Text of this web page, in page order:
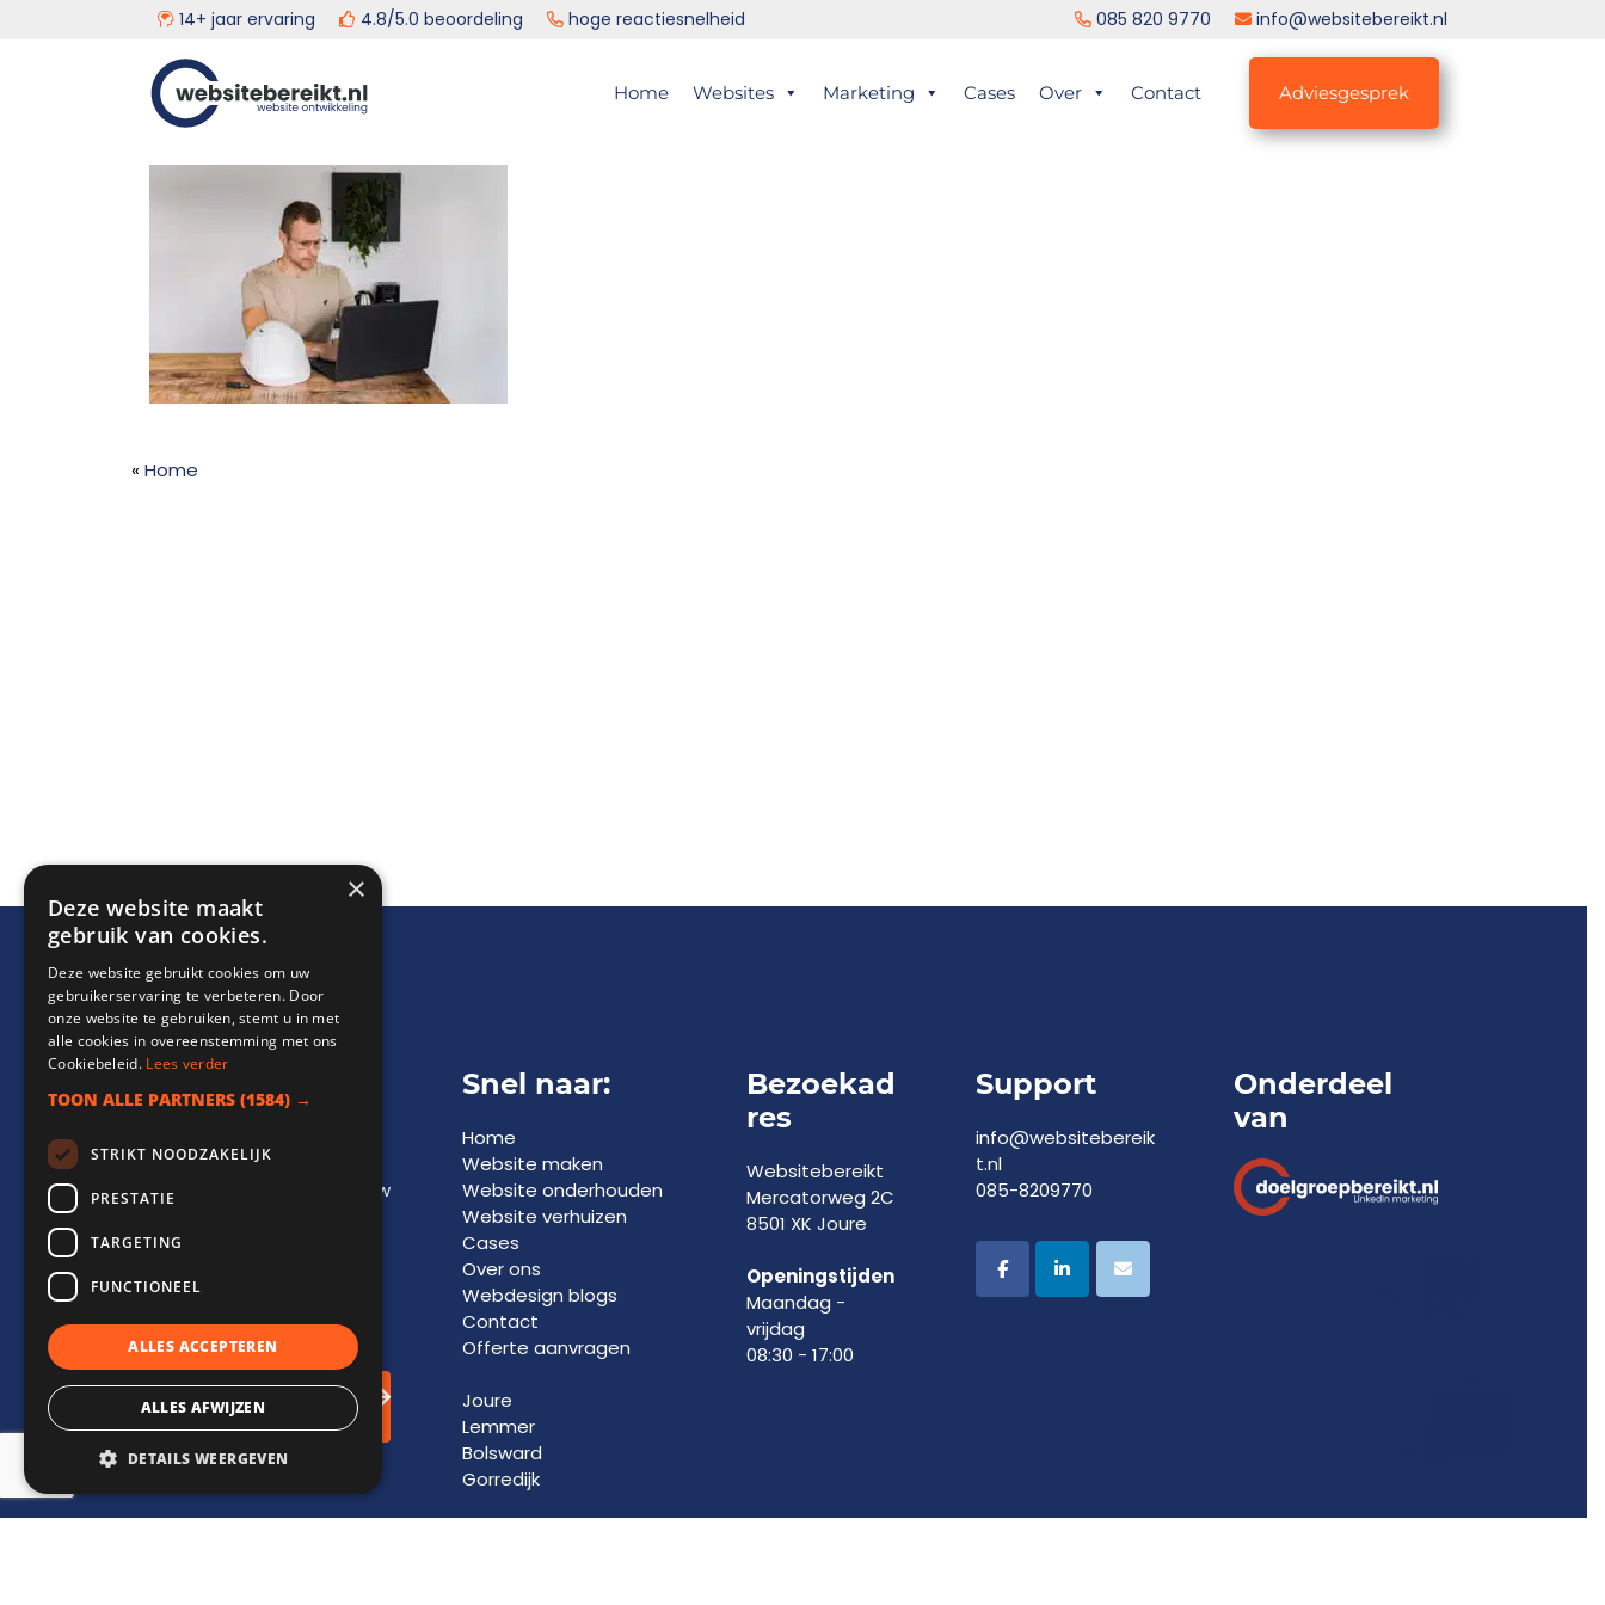
14+ jaar ervaring 4.8/5.0 beoordeling hoge reactiesnelheid 085 820 9770 info@websitebereikt.nl
Websitebereikt.nl Home Websites Marketing Cases Over Contact Adviesgesprek
« Home
adviesgesprek biedt
inzicht in
voor jouw
voor toekomstige
informeren door onze
experts.
Adviesgesprek
inplannen!
Snel naar:
Home
Website maken
Website onderhouden
Website verhuizen
Cases
Over ons
Webdesign blogs
Contact
Offerte aanvragen
Joure
Lemmer
Bolsward
Gorredijk
Bezoekad
res
Websitebereikt
Mercatorweg 2C
8501 XK Joure
Openingstijden
Maandag -
vrijdag
08:30 - 17:00
Support
info@websitebereik
t.nl
085-8209770
Onderdeel
van
×
Deze website maakt
gebruik van cookies.
Deze website gebruikt cookies om uw
gebruikerservaring te verbeteren. Door
onze website te gebruiken, stemt u in met
alle cookies in overeenstemming met ons
Cookiebeleid. Lees verder
TOON ALLE PARTNERS (1584) →
STRIKT NOODZAKELIJK
PRESTATIE
TARGETING
FUNCTIONEEL
ALLES ACCEPTEREN
ALLES AFWIJZEN
DETAILS WEERGEVEN